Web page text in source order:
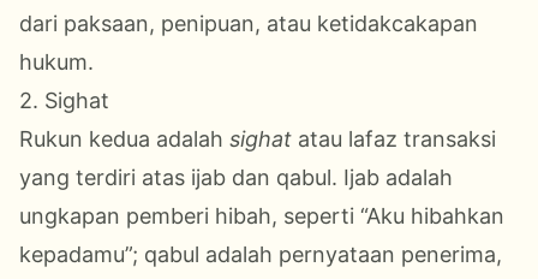
dari paksaan, penipuan, atau ketidakcakapan
hukum.
2. Sighat
Rukun kedua adalah sighat atau lafaz transaksi
yang terdiri atas ijab dan qabul. Ijab adalah
ungkapan pemberi hibah, seperti “Aku hibahkan
kepadamu”; qabul adalah pernyataan penerima,